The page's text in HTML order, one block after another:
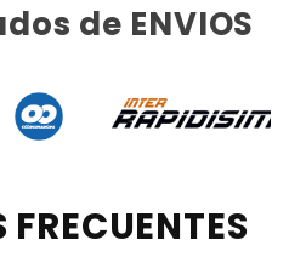
de ENVIOS